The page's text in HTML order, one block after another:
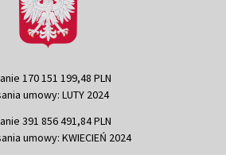
170 151 199,48 PLN
umowy: LUTY 2024
391 856 491,84 PLN
umowy: KWIECIEŃ 2024